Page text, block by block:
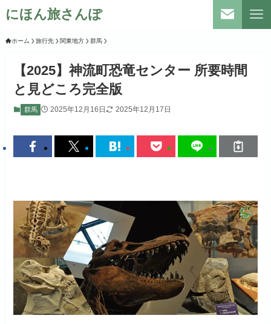
にほん旅さんぽ
ホーム 旅行先 関東地方 群馬
【2025】神流町恐竜センター 所要時間
と見どころ完全版
群馬 2025年12月16日 2025年12月17日